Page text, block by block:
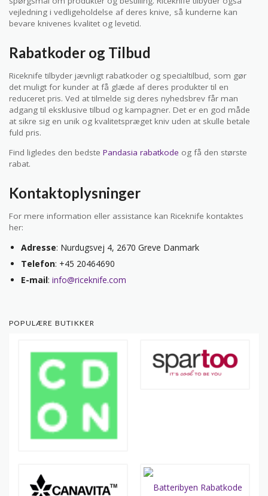
vejledning i vedligeholdelse af deres knive, så kunderne kan
bevare knivenes kvalitet og levetid.
Rabatkoder og Tilbud
Riceknife tilbyder jævnligt rabatkoder og specialtilbud, som gør
det muligt for kunder at få glæde af deres produkter til en
reduceret pris. Ved at tilmelde sig deres nyhedsbrev får man
adgang til eksklusive tilbud og kampagner. Det er en god måde
at sikre sig en unik og kvalitetspræget kniv uden at skulle betale
fuld pris.
Find ligledes den bedste Pandasia rabatkode og få den største
rabat.
Kontaktoplysninger
For mere information eller assistance kan Riceknife kontaktes
her:
Adresse: Nurdugsvej 4, 2670 Greve Danmark
Telefon: +45 20464690
E-mail: info@riceknife.com
POPULÆRE BUTIKKER